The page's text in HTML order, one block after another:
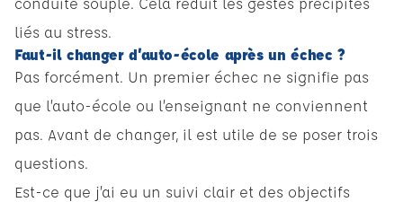
liés au stress.
Faut-il changer d’auto-école après un échec ?
Pas forcément. Un premier échec ne signifie pas
que l’auto-école ou l’enseignant ne conviennent
pas. Avant de changer, il est utile de se poser trois
questions.
Est-ce que j’ai eu un suivi clair et des objectifs